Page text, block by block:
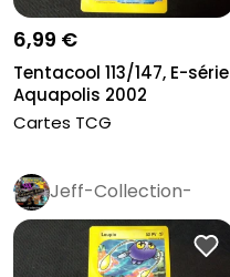
6,99 €
Tentacool 113/147, E-série
Aquapolis 2002
Cartes TCG
Jeff-Collection-
Rétro Pro